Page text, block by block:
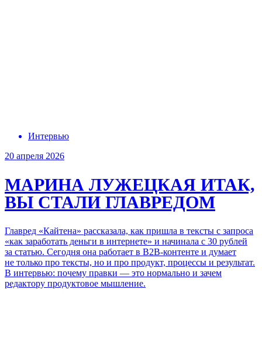
Интервью
20 апреля 2026
МАРИНА ЛУЖЕЦКАЯ ИТАК,
ВЫ СТАЛИ ГЛАВРЕДОМ
Главред «Кайтена» рассказала, как пришла в тексты с запроса
«как заработать деньги в интернете» и начинала с 30 рублей
за статью. Сегодня она работает в B2B-контенте и думает
не только про тексты, но и про продукт, процессы и результат.
В интервью: почему правки — это нормально и зачем
редактору продуктовое мышление.